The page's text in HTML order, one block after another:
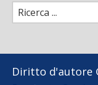
Diritto d'autore